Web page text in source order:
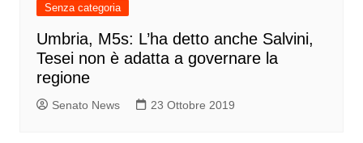
Senza categoria
Umbria, M5s: L’ha detto anche Salvini,
Tesei non è adatta a governare la
regione
Senato News 23 Ottobre 2019